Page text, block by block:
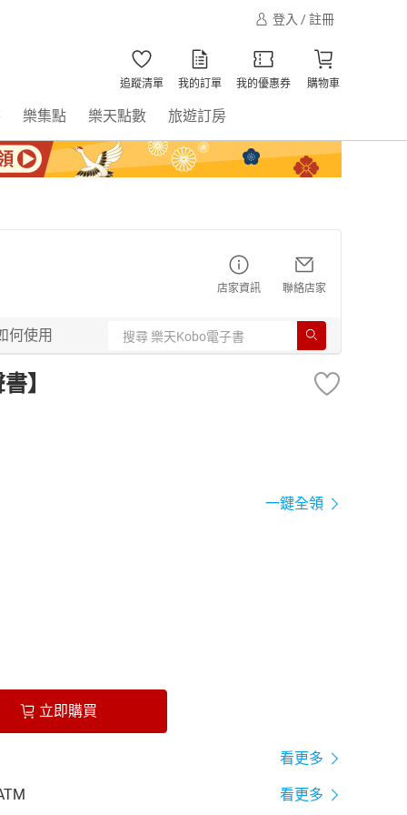
登入 / 註冊
追蹤清單 我的訂單 我的優惠券 購物車
樂集點 樂天點數 旅遊訂房
店家資訊 聯絡店家
何使用
】
一鍵全領
立即購買
看更多
看更多